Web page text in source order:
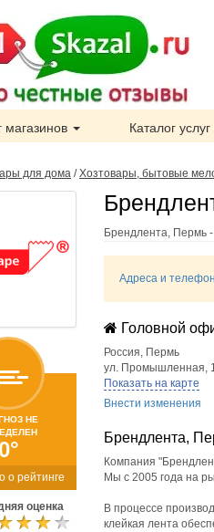
магазинов Каталог услуг
для дома /Хозтовары, бытовые
НЕ
0°
о рейтинге
оценка
Брендлента, Пермь
Адреса и
Головной
Россия, Пермь
ул. Промышленная,
Показать на карте
Внести изменения
Брендлента,
Компания
Мы с 2005 года на
В процессе
клейкая лента